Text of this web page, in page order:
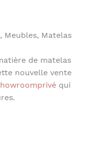
Matelas
de matelas
nouvelle vente
qui